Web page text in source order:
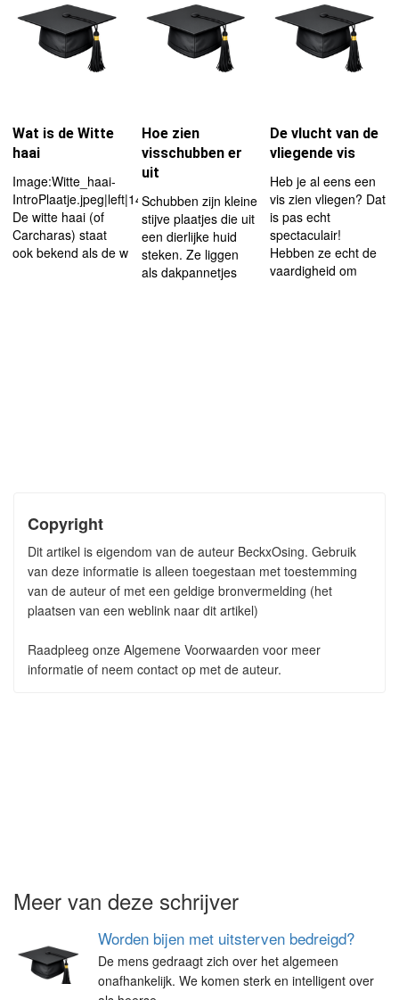
Wat is de Witte
haai
Image:Witte_haai-
IntroPlaatje.jpeg|left|148px
De witte haai (of
Carcharas) staat
ook bekend als de w
Hoe zien
visschubben er
uit
Schubben zijn kleine
stijve plaatjes die uit
een dierlijke huid
steken. Ze liggen
als dakpannetjes
De vlucht van de
vliegende vis
Heb je al eens een
vis zien vliegen? Dat
is pas echt
spectaculair!
Hebben ze echt de
vaardigheid om
Copyright
Dit artikel is eigendom van de auteur BeckxOsing. Gebruik
van deze informatie is alleen toegestaan met toestemming
van de auteur of met een geldige bronvermelding (het
plaatsen van een weblink naar dit artikel)
Raadpleeg onze Algemene Voorwaarden voor meer
informatie of neem contact op met de auteur.
Meer van deze schrijver
Worden bijen met uitsterven bedreigd?
De mens gedraagt zich over het algemeen
onafhankelijk. We komen sterk en intelligent over